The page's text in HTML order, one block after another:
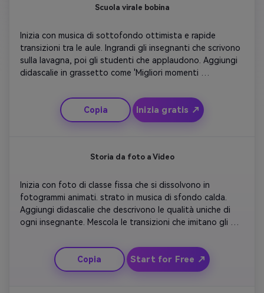
Scuola virale bobina
Inizia con musica di sottofondo ottimista e rapide
transizioni tra le aule. Ingrandi gli insegnanti che scrivono
sulla lavagna, poi gli studenti che applaudono. Aggiungi
didascalie in grassetto come 'Migliori momenti
coriandoli e risate. Chiudete con un veloce montaggio
sincronizzato con applausi e un testo luminoso:' Buona
Giornata degli Insegnanti – sei Rock! '. Mantieni il ritmo
Copia Inizia gratis ↗
Storia da foto a Video
Inizia con foto di classe fissa che si dissolvono in
fotogrammi animati. strato in musica di sfondo calda.
Aggiungi didascalie che descrivono le qualità uniche di
ogni insegnante. Mescola le transizioni che imitano gli
citazione di ringraziamento alla fine. Mantenere una
sensazione emotiva, fatta a mano che assomiglia a un
album digitale portato in vita.
Copia Start for Free ↗